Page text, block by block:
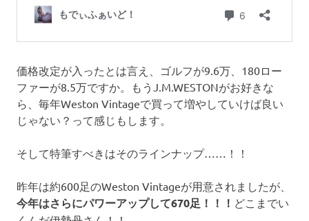
価格改定が入ったとは言え、ゴルフが9.6万、180ロー
ファーが8.5万ですか。もうJ.M.WESTONがお好きな
ら、毎年Weston Vintageで買って増やしていけば良い
じゃない？って感じもします。
そして特筆すべきはそのラインナップ……！！
昨年は約600足のWeston Vintageが用意されましたが、
今年はさらにパワーアップして670足！！！ どこまでい